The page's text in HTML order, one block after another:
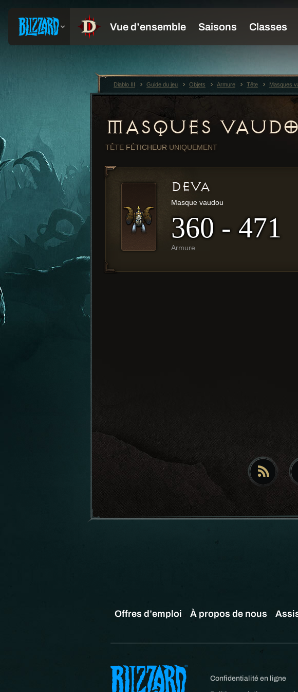
MASQUES
TÊTE FÉTICHEUR UNIQUEMENT
DEVA
Masque vaudou
360 - 471
Armure
Diablo III Guide du jeu Objets Armure Tête Masques